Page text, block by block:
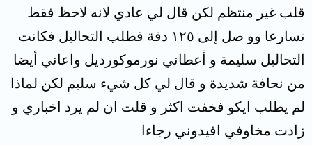
قلب غير منتظم لكن قال لي عادي لانه لاحظ فقط
تسارعا وو صل إلى ١٢٥ دقة فطلب التحاليل فكانت
التحاليل سليمة و أعطاني نورموكورديل واعاني أيضا
من نحافة شديدة و قال لي كل شيء سليم لكن لماذا
لم يطلب ايكو فخفت اكثر و قلت ان لم يرد اخباري و
زادت مخاوفي افيدوني رجاءا